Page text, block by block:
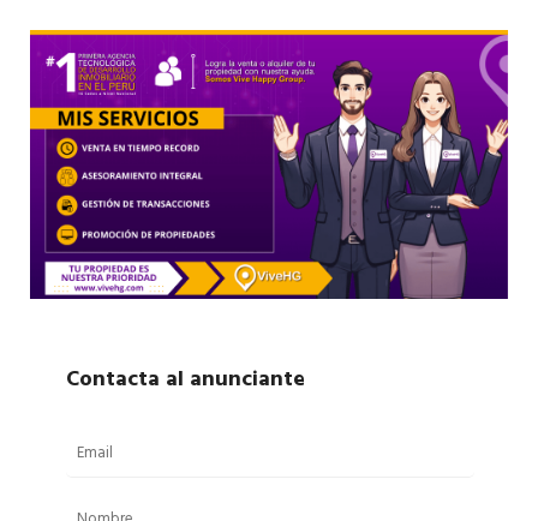
Contacta al anunciante